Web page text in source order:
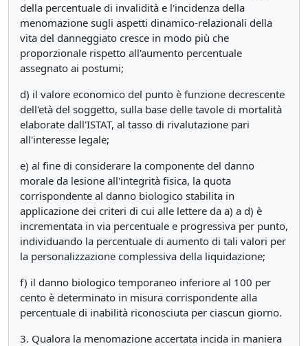
della percentuale di invalidità e l'incidenza della
menomazione sugli aspetti dinamico-relazionali della
vita del danneggiato cresce in modo più che
proporzionale rispetto all'aumento percentuale
assegnato ai postumi;
d) il valore economico del punto è funzione decrescente
dell'età del soggetto, sulla base delle tavole di mortalità
elaborate dall'ISTAT, al tasso di rivalutazione pari
all'interesse legale;
e) al fine di considerare la componente del danno
morale da lesione all'integrità fisica, la quota
corrispondente al danno biologico stabilita in
applicazione dei criteri di cui alle lettere da a) a d) è
incrementata in via percentuale e progressiva per punto,
individuando la percentuale di aumento di tali valori per
la personalizzazione complessiva della liquidazione;
f) il danno biologico temporaneo inferiore al 100 per
cento è determinato in misura corrispondente alla
percentuale di inabilità riconosciuta per ciascun giorno.
3. Qualora la menomazione accertata incida in maniera